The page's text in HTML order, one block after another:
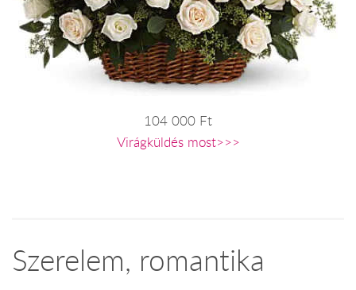
104 000 Ft
Virágküldés most>>>
Szerelem, romantika